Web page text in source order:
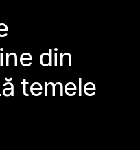
din
temele